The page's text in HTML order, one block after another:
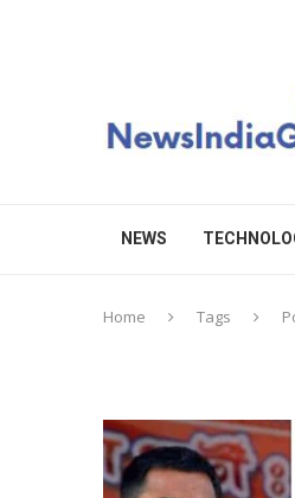
NEWS
Home Tags